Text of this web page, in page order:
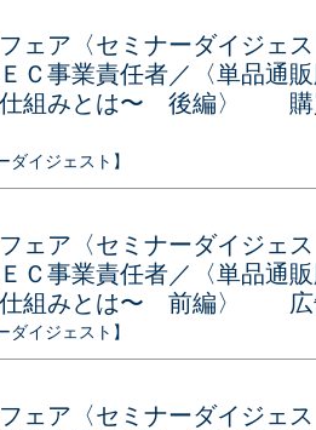
ェア〈セミナーダイジ
Ｃ事業責任者／〈単品通
仕組みとは〜 後編〉 購
ダイジェスト】
ェア〈セミナーダイジ
Ｃ事業責任者／〈単品通
仕組みとは〜 前編〉 広
ダイジェスト】
ェア〈セミナーダイジェ